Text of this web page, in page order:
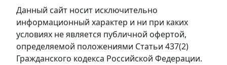
Данный сайт носит исключительно
информационный характер и ни при каких
условиях не является публичной офертой,
определяемой положениями Статьи 437(2)
Гражданского кодекса Российской Федерации.